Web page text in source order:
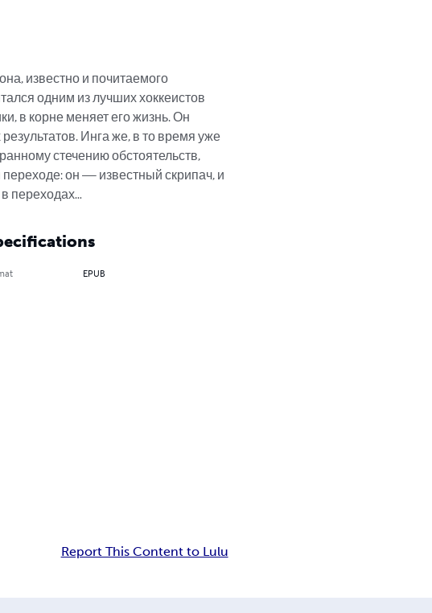
известно и почитаемого
одним из лучших хоккеистов
в корне меняет его жизнь. Он
Инга же, в то время уже
стечению обстоятельств,
он — известный скрипач, и
переходах…
EPUB
Report This Content to Lulu